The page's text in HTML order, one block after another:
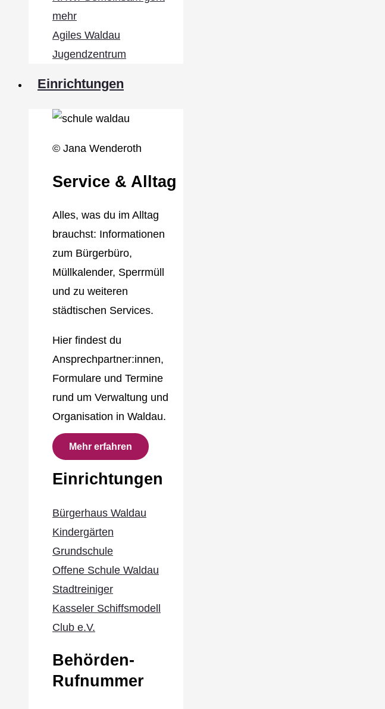
mehr
Agiles Waldau
Jugendzentrum
Einrichtungen
© Jana Wenderoth
Service & Alltag
Alles, was du im Alltag
brauchst: Informationen
zum Bürgerbüro,
Müllkalender, Sperrmüll
und zu weiteren
städtischen Services.
Hier findest du
Ansprechpartner:innen,
Formulare und Termine
rund um Verwaltung und
Organisation in Waldau.
Mehr erfahren
Einrichtungen
Bürgerhaus Waldau
Kindergärten
Grundschule
Offene Schule Waldau
Stadtreiniger
Kasseler Schiffsmodell
Club e.V.
Behörden-
Rufnummer